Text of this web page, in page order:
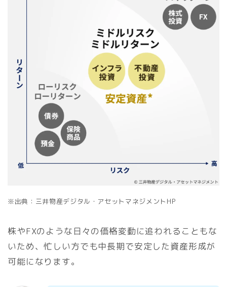
※出典：三井物産デジタル・アセットマネジメントHP
株やFXのような日々の価格変動に追われることもな
いため、忙しい方でも中長期で安定した資産形成が
可能になります。